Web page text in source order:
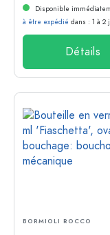
Disponible
à être expédié dans : 1 à 2
Détails
BORMIOLI ROCCO